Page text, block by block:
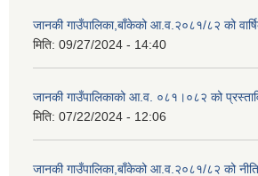
जानकी गाउँपालिका,बाँकेको आ.व.२०८१/८२ को
मिति: 09/27/2024 - 14:40
जानकी गाउँपालिकाको आ.व. ०८१।०८२ को
मिति: 07/22/2024 - 12:06
जानकी गाउँपालिका,बाँकेको आ.व.२०८१/८२ को